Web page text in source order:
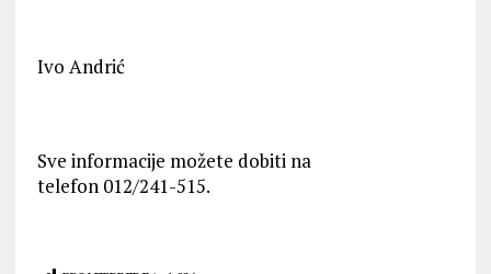
Ivo Andrić
Sve informacije možete dobiti na
telefon 012/241-515.